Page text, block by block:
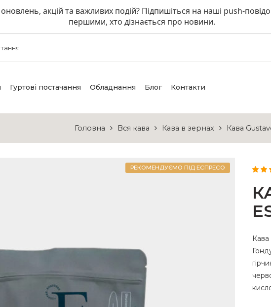
оновлень, акцій та важливих подій? Підпишіться на наші push-
першими, хто дізнається про новини.
Гуртові постачання Обладнання Блог Контакти
Головна Вся кава Кава в зернах Кава
РЕКОМЕНДУЄМО ПІД ЕСПРЕСО
4.50
основі